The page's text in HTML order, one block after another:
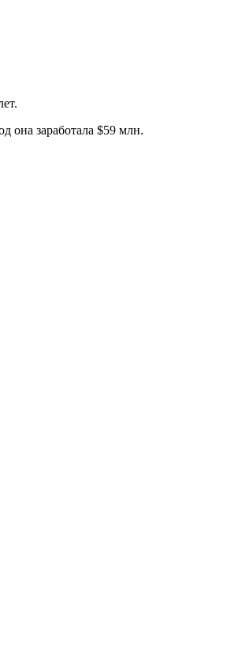
она заработала $59 млн.